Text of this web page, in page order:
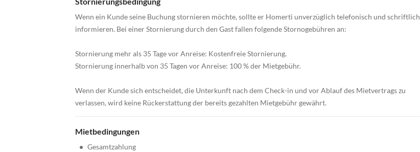
Wenn ein Kunde seine Buchung stornieren möchte, sollte er Homerti unverzüglich telefonisch und schriftlich
informieren. Bei einer Stornierung durch den Gast fallen folgende Stornogebühren an:
Stornierung mehr als 35 Tage vor Anreise: Kostenfreie Stornierung.
Stornierung innerhalb von 35 Tagen vor Anreise: 100 % der Mietgebühr.
Wenn der Kunde sich entscheidet, die Unterkunft nach dem Check-in und vor Ablauf des Mietvertrags zu
verlassen, wird keine Rückerstattung der bereits gezahlten Mietgebühr gewährt.
Mietbedingungen
• Gesamtzahlung